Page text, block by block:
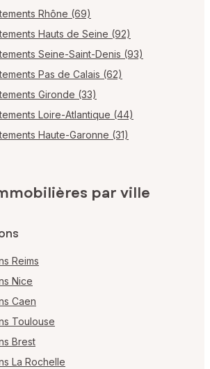
Rhône (69)
Hauts de Seine (92)
Seine-Saint-Denis (93)
Pas de Calais (62)
Gironde (33)
Loire-Atlantique (44)
Haute-Garonne (31)
par ville
Reims
Nice
Caen
Toulouse
Brest
La Rochelle